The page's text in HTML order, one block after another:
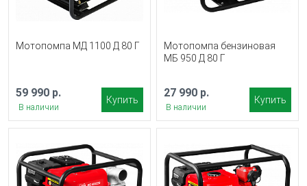
Мотопомпа МД 1100 Д 80 Г
59 990 р.
В наличии
Купить
Мотопомпа бензиновая
МБ 950 Д 80 Г
27 990 р.
В наличии
Купить